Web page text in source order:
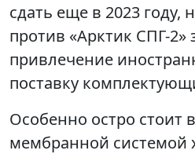
сдать еще в 2023 году,
против «Арктик СПГ-2»
привлечение
поставку
Особенно остро стоит
мембранной